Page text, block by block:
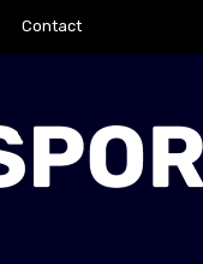
Contact